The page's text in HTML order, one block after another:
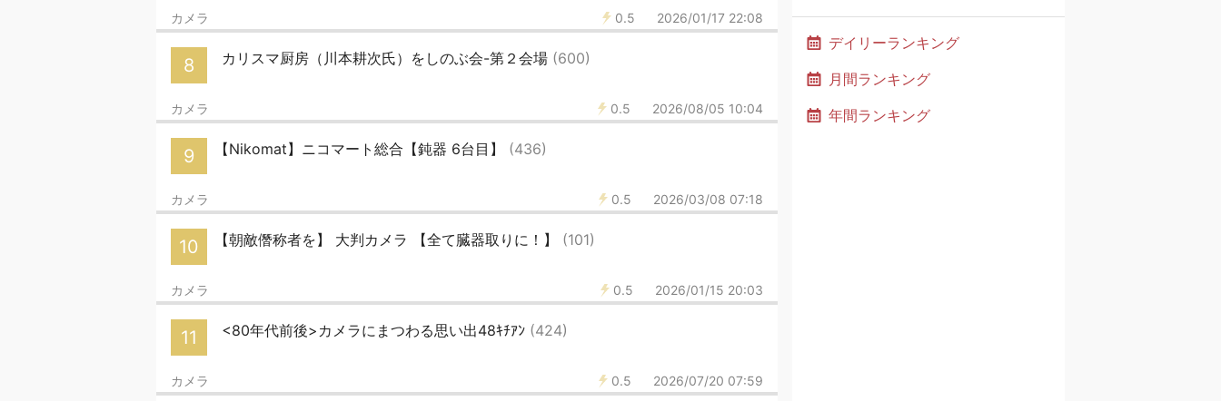
0.5 2026/01/17 22:08
カメラ
8 カリスマ厨房（川本耕次氏）をしのぶ会-第２会場 (600)
0.5 2026/08/05 10:04
カメラ
9 【Nikomat】ニコマート総合【鈍器 6台目】 (436)
0.5 2026/03/08 07:18
カメラ
10 【朝敵僭称者を】 大判カメラ 【全て臓器取りに！】 (101)
0.5 2026/01/15 20:03
カメラ
11 <80年代前後>カメラにまつわる思い出48ｷﾁｱﾝ (424)
0.5 2026/07/20 07:59
カメラ
デイリーランキング
月間ランキング
年間ランキング